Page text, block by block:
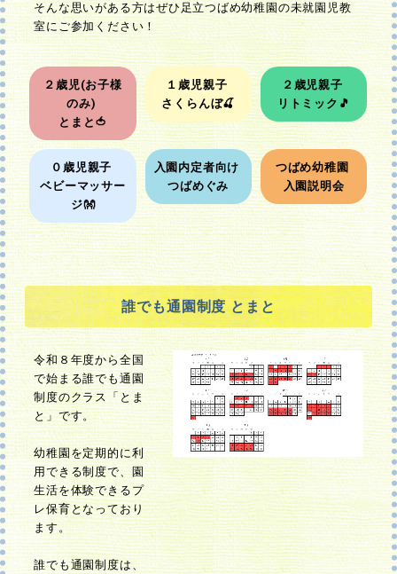
そんな思いがある方はぜひ足立つばめ幼稚園の未就園児教
室にご参加ください！
２歳児(お子様
のみ)
とまと🍅
１歳児親子
さくらんぼ🍒
２歳児親子
リトミック🎵
０歳児親子
ベビーマッサー
ジ👐
入園内定者向け
つばめぐみ
つばめ幼稚園
入園説明会
誰でも通園制度 とまと
令和８年度から全国
で始まる誰でも通園
制度のクラス「とま
と」です。
幼稚園を定期的に利
用できる制度で、園
生活を体験できるプ
レ保育となっており
ます。
誰でも通園制度は、